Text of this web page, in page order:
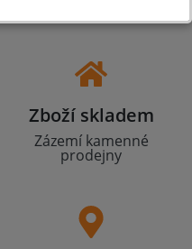
Zboží skladem
Zázemí kamenné
prodejny